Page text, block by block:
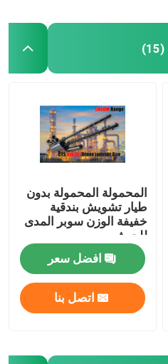
(15)
المحمولة المحمولة بدون
طيار تشويش بندقية
خفيفة الوزن سوبر المدى
للجيش
افضل سعر
اتصل بنا